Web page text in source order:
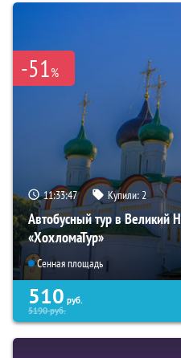
-51%
11:33:46 Купили:2
Автобусный тур в Великий
«ХохломаТур»
Сенная площадь
510 руб.
5190руб.